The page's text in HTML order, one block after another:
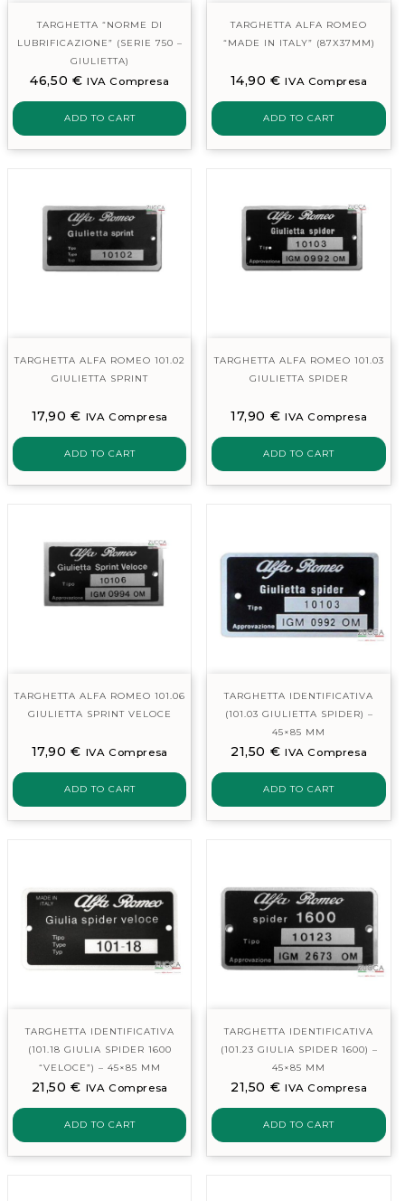
TARGHETTA “NORME DI
LUBRIFICAZIONE” (SERIE 750 –
GIULIETTA)
46,50 € IVA Compresa
ADD TO CART
TARGHETTA ALFA ROMEO
“MADE IN ITALY” (87X37MM)
14,90€ IVA Compresa
ADD TO CART
TARGHETTA ALFA ROMEO 101.02
GIULIETTA SPRINT
17,90€ IVA Compresa
ADD TO CART
TARGHETTA ALFA ROMEO 101.03
GIULIETTA SPIDER
17,90 € IVA Compresa
ADD TO CART
TARGHETTA ALFA ROMEO 101.06
GIULIETTA SPRINT VELOCE
17,90€ IVA Compresa
ADD TO CART
TARGHETTA IDENTIFICATIVA
(101.03 GIULIETTA SPIDER) –
45×85 MM
21,50 € IVA Compresa
ADD TO CART
TARGHETTA IDENTIFICATIVA
(101.18 GIULIA SPIDER 1600
“VELOCE”) – 45×85 MM
21,50€ IVA Compresa
ADD TO CART
TARGHETTA IDENTIFICATIVA
(101.23 GIULIA SPIDER 1600) –
45×85 MM
21,50 € IVA Compresa
ADD TO CART